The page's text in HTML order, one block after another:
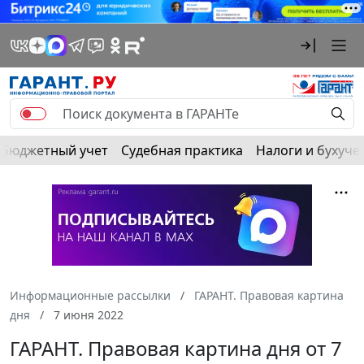
Бюджетный учет Судебная практика Налоги и
Информационные рассылки
ГАРАНТ. Правовая картина
дня
7 июня 2022
ГАРАНТ. Правовая картина дня от 7